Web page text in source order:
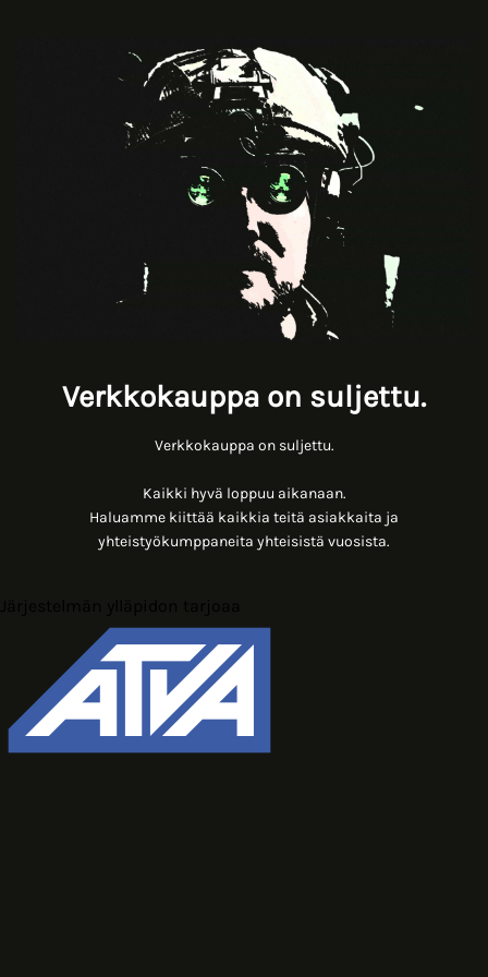
Verkkokauppa on suljettu.
Verkkokauppa on suljettu.
Kaikki hyvä loppuu aikanaan.
Haluamme kiittää kaikkia teitä asiakkaita ja
yhteistyökumppaneita yhteisistä vuosista.